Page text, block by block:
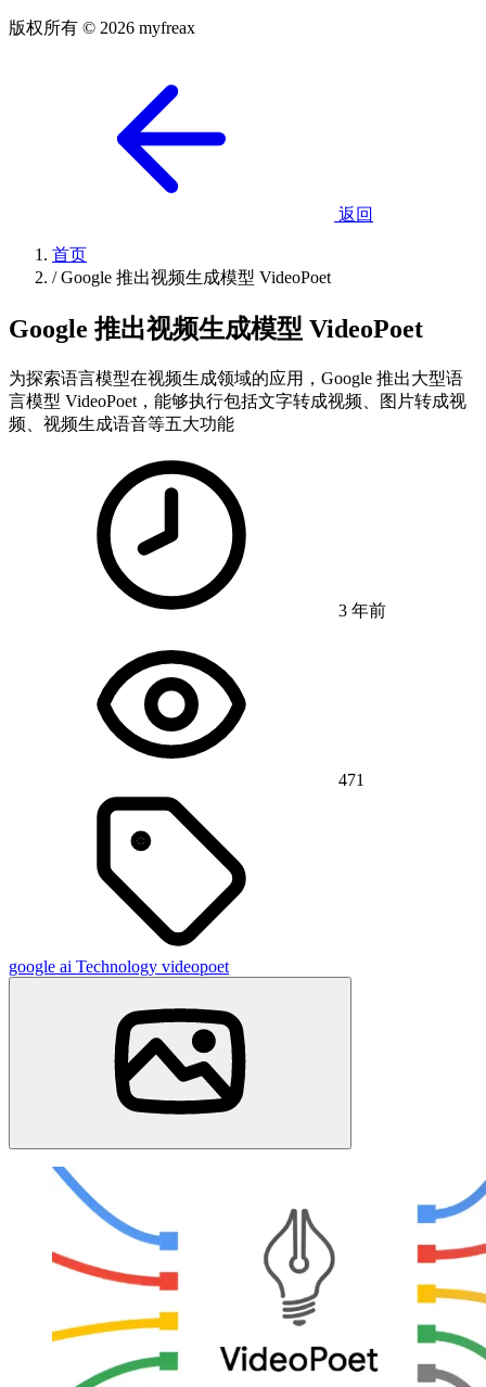
版权所有 © 2026 myfreax
返回
首页
/ Google 推出视频生成模型 VideoPoet
Google 推出视频生成模型 VideoPoet
为探索语言模型在视频生成领域的应用，Google 推出大型语
言模型 VideoPoet，能够执行包括文字转成视频、图片转成视
频、视频生成语音等五大功能
3 年前
471
google ai Technology videopoet